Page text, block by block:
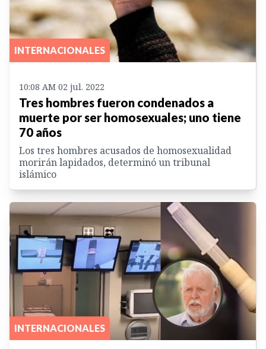
INTERNACIONALES
10:08 AM 02 jul. 2022
Tres hombres fueron condenados a
muerte por ser homosexuales; uno tiene
70 años
Los tres hombres acusados de homosexualidad
morirán lapidados, determinó un tribunal
islámico
INTERNACIONALES